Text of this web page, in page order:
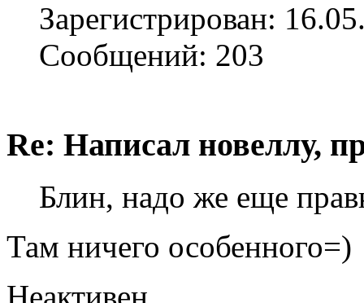
Зарегистрирован:
Сообщений: 203
Re: Написал новеллу,
Блин, надо же еще
Там ничего особенного=)